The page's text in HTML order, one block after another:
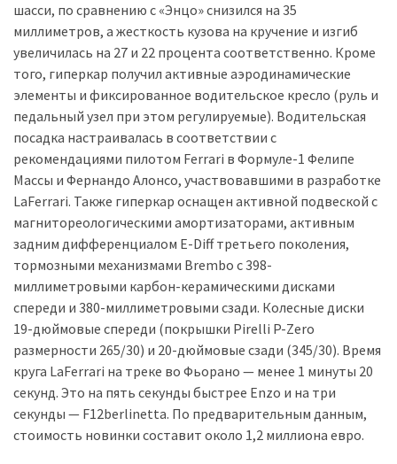
шасси, по сравнению с «Энцо» снизился на 35
миллиметров, а жесткость кузова на кручение и изгиб
увеличилась на 27 и 22 процента соответственно. Кроме
того, гиперкар получил активные аэродинамические
элементы и фиксированное водительское кресло (руль и
педальный узел при этом регулируемые). Водительская
посадка настраивалась в соответствии с
рекомендациями пилотом Ferrari в Формуле-1 Фелипе
Массы и Фернандо Алонсо, участвовавшими в разработке
LaFerrari. Также гиперкар оснащен активной подвеской с
магнитореологическими амортизаторами, активным
задним дифференциалом E-Diff третьего поколения,
тормозными механизмами Brembo с 398-
миллиметровыми карбон-керамическими дисками
спереди и 380-миллиметровыми сзади. Колесные диски
19-дюймовые спереди (покрышки Pirelli P-Zero
размерности 265/30) и 20-дюймовые сзади (345/30). Время
круга LaFerrari на треке во Фьорано — менее 1 минуты 20
секунд. Это на пять секунды быстрее Enzo и на три
секунды — F12berlinetta. По предварительным данным,
стоимость новинки составит около 1,2 миллиона евро.